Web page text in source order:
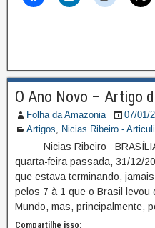
O Ano Novo – Artigo
Folha da Amazonia
07/01/
Artigos, Nicias Ribeiro -
Nicias Ribeiro BRASÍLIA
quarta-feira passada, 31/12/
que estava terminando,
pelos 7 à 1 que o Brasil levou
Mundo, mas, principalmente,
Compartilhe isso: